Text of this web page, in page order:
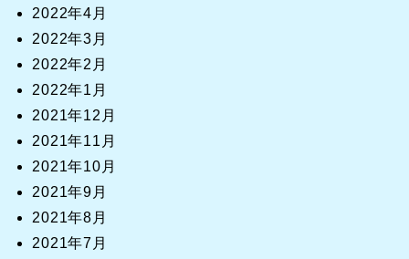
2022年4月
2022年3月
2022年2月
2022年1月
2021年12月
2021年11月
2021年10月
2021年9月
2021年8月
2021年7月